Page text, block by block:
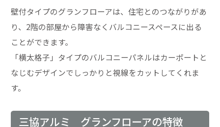
壁付タイプのグランフローアは、住宅とのつながりがあ
り、2階の部屋から障害なくバルコニースペースに出る
ことができます。
「横太格子」タイプのバルコニーパネルはカーポートと
なじむデザインでしっかりと視線をカットしてくれま
す。
三協アルミ グランフローアの特徴